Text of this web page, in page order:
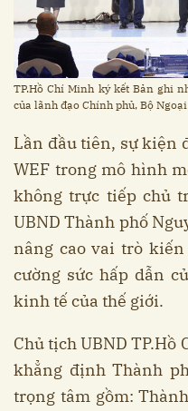
TP.Hồ Chí Minh ký kết Bản ghi
của lãnh đạo Chính phủ, Bộ
Lần đầu tiên, sự kiện
WEF trong mô hình
không trực tiếp chủ
UBND Thành phố
nâng cao vai trò
cường sức hấp dẫn
kinh tế của thế giới.
Chủ tịch UBND
khẳng định Thành
trọng tâm gồm: